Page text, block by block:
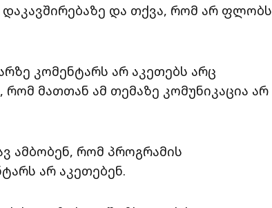
და თქვა, რომ არ ფლობს
კომენტარს არ აკეთებს არც
მათთან ამ თემაზე კომუნიკაცია არ
ამბობენ, რომ პროგრამის
არ აკეთებენ.